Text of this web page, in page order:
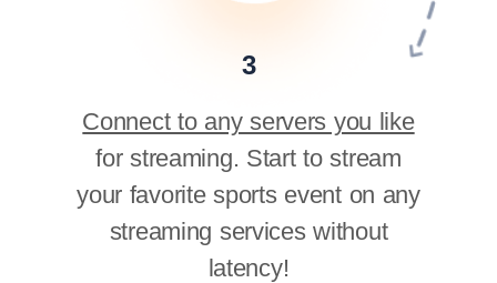
3
Connect to any servers you like
for streaming. Start to stream
your favorite sports event on any
streaming services without
latency!